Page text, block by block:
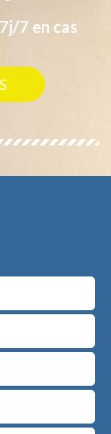
7 en cas